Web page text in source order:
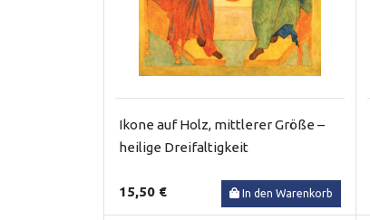
Ikone auf Holz, mittlerer Größe –
heilige Dreifaltigkeit
15,50 € In den Warenkorb